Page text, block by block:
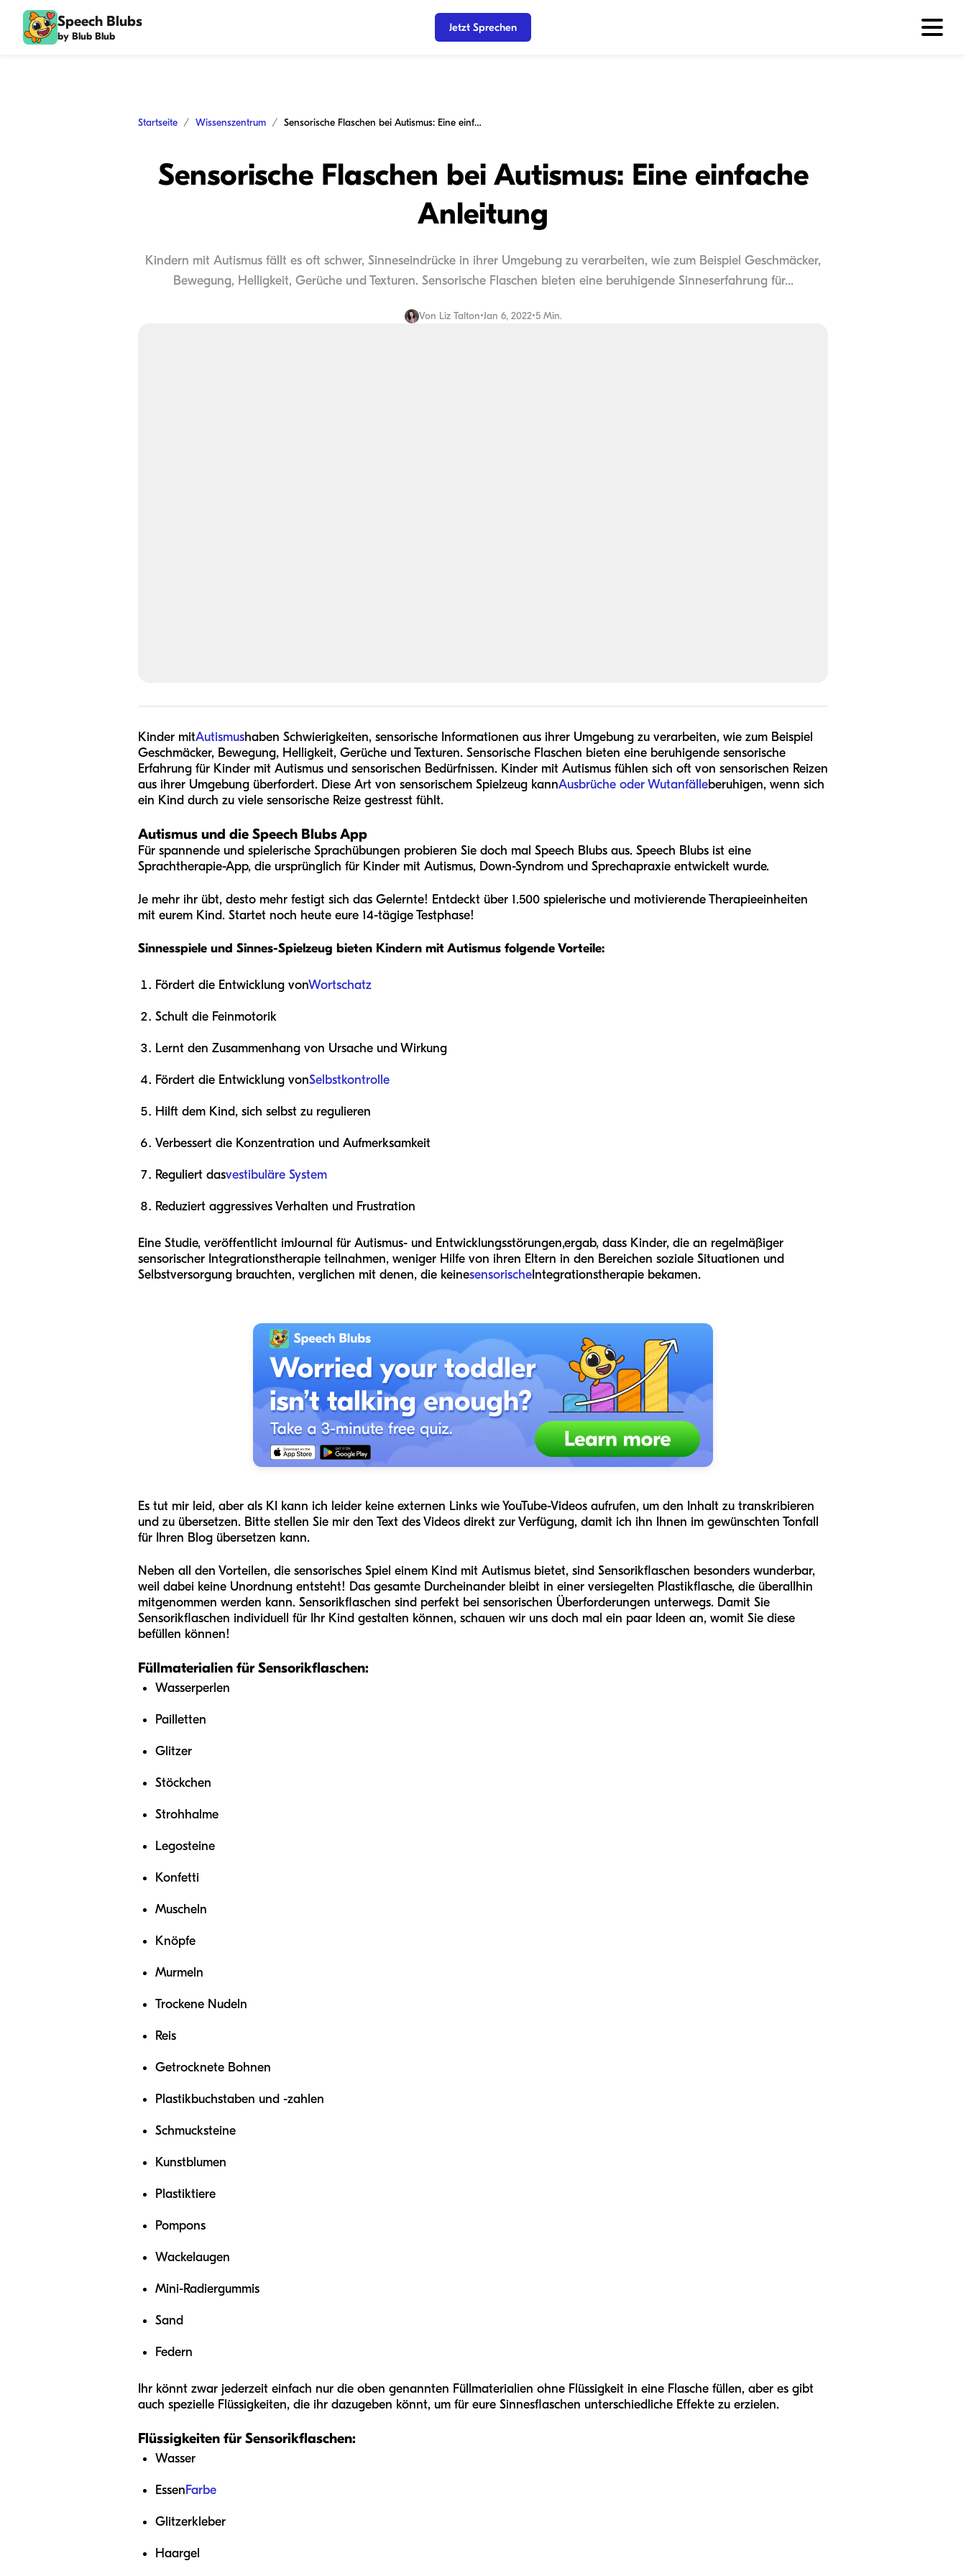
Speech Blubs
by Blub Blub
Jetzt Sprechen
Startseite Wissenszentrum Sensorische Flaschen bei Autismus: Eine einfache Anleitung
Sensorische Flaschen bei Autismus: Eine einfache
Anleitung
Kindern mit Autismus fällt es oft schwer, Sinneseindrücke in ihrer Umgebung zu verarbeiten, wie zum Beispiel Geschmäcker,
Bewegung, Helligkeit, Gerüche und Texturen. Sensorische Flaschen bieten eine beruhigende Sinneserfahrung für...
Von Liz Talton•Jan 6, 2022•5 Min.
Kinder mitAutismushaben Schwierigkeiten, sensorische Informationen aus ihrer Umgebung zu verarbeiten, wie zum Beispiel
Geschmäcker, Bewegung, Helligkeit, Gerüche und Texturen. Sensorische Flaschen bieten eine beruhigende sensorische
Erfahrung für Kinder mit Autismus und sensorischen Bedürfnissen. Kinder mit Autismus fühlen sich oft von sensorischen Reizen
aus ihrer Umgebung überfordert. Diese Art von sensorischem Spielzeug kannAusbrüche oder Wutanfälleberuhigen, wenn sich
ein Kind durch zu viele sensorische Reize gestresst fühlt.
Autismus und die Speech Blubs App
Für spannende und spielerische Sprachübungen probieren Sie doch mal Speech Blubs aus. Speech Blubs ist eine
Sprachtherapie-App, die ursprünglich für Kinder mit Autismus, Down-Syndrom und Sprechapraxie entwickelt wurde.
Je mehr ihr übt, desto mehr festigt sich das Gelernte! Entdeckt über 1.500 spielerische und motivierende Therapieeinheiten
mit eurem Kind. Startet noch heute eure 14-tägige Testphase!
Sinnesspiele und Sinnes-Spielzeug bieten Kindern mit Autismus folgende Vorteile:
Fördert die Entwicklung vonWortschatz
Schult die Feinmotorik
Lernt den Zusammenhang von Ursache und Wirkung
Fördert die Entwicklung vonSelbstkontrolle
Hilft dem Kind, sich selbst zu regulieren
Verbessert die Konzentration und Aufmerksamkeit
Reguliert dasvestibuläre System
Reduziert aggressives Verhalten und Frustration
Eine Studie, veröffentlicht imJournal für Autismus- und Entwicklungsstörungen,ergab, dass Kinder, die an regelmäßiger
sensorischer Integrationstherapie teilnahmen, weniger Hilfe von ihren Eltern in den Bereichen soziale Situationen und
Selbstversorgung brauchten, verglichen mit denen, die keinesensorische Integrationstherapie bekamen.
Es tut mir leid, aber als KI kann ich leider keine externen Links wie YouTube-Videos aufrufen, um den Inhalt zu transkribieren
und zu übersetzen. Bitte stellen Sie mir den Text des Videos direkt zur Verfügung, damit ich ihn Ihnen im gewünschten Tonfall
für Ihren Blog übersetzen kann.
Neben all den Vorteilen, die sensorisches Spiel einem Kind mit Autismus bietet, sind Sensorikflaschen besonders wunderbar,
weil dabei keine Unordnung entsteht! Das gesamte Durcheinander bleibt in einer versiegelten Plastikflasche, die überallhin
mitgenommen werden kann. Sensorikflaschen sind perfekt bei sensorischen Überforderungen unterwegs. Damit Sie
Sensorikflaschen individuell für Ihr Kind gestalten können, schauen wir uns doch mal ein paar Ideen an, womit Sie diese
befüllen können!
Füllmaterialien für Sensorikflaschen:
Wasserperlen
Pailletten
Glitzer
Stöckchen
Strohhalme
Legosteine
Konfetti
Muscheln
Knöpfe
Murmeln
Trockene Nudeln
Reis
Getrocknete Bohnen
Plastikbuchstaben und -zahlen
Schmucksteine
Kunstblumen
Plastiktiere
Pompons
Wackelaugen
Mini-Radiergummis
Sand
Federn
Ihr könnt zwar jederzeit einfach nur die oben genannten Füllmaterialien ohne Flüssigkeit in eine Flasche füllen, aber es gibt
auch spezielle Flüssigkeiten, die ihr dazugeben könnt, um für eure Sinnesflaschen unterschiedliche Effekte zu erzielen.
Flüssigkeiten für Sensorikflaschen:
Wasser
EssenFarbe
Glitzerkleber
Haargel